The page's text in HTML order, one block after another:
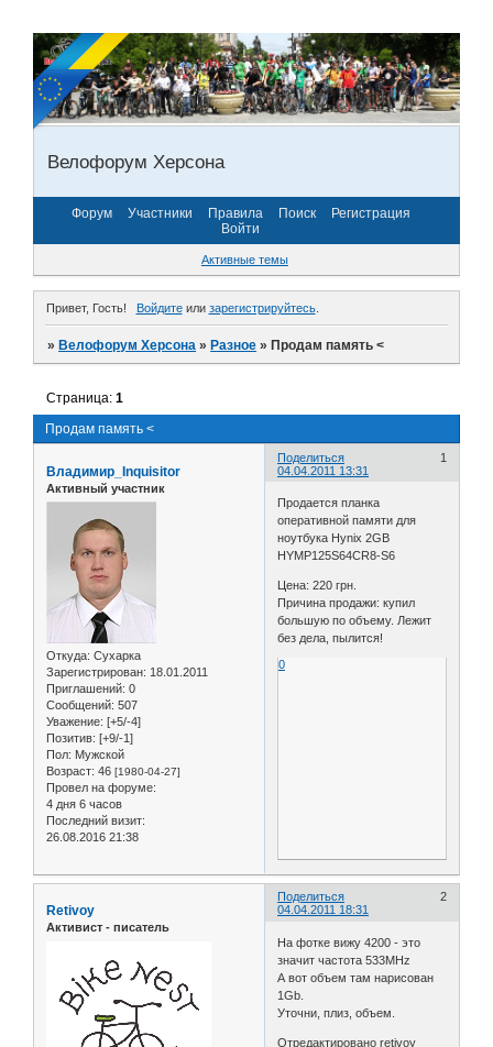
Велофорум Херсона
Форум Участники Правила Поиск
Регистрация
Войти
Активные темы
Привет, Гость! Войдитеили зарегистрируйтесь.
»Велофорум Херсона »Разное »Продам память <
Продам память <
Страница:1
Поделиться
1
04.04.2011 13:31
Владимир_Inquisitor
Активный участник
Откуда: Сухарка
Зарегистрирован: 18.01.2011
Приглашений: 0
Сообщений: 507
Уважение: [+5/-4]
Позитив: [+9/-1]
Пол: Мужской
Возраст: 46 [1980-04-27]
Провел на форуме:
4 дня 6 часов
Последний визит:
26.08.2016 21:38
Продается планка
оперативной памяти для
ноутбука Hynix 2GB
HYMP125S64CR8-S6
Цена: 220 грн.
Причина продажи: купил
большую по объему. Лежит
без дела, пылится!
0
Поделиться
2
04.04.2011 18:31
Retivoy
Активист - писатель
На фотке вижу 4200 - это
значит частота 533MHz
А вот объем там нарисован
1Gb.
Уточни, плиз, объем.
Отредактировано retivoy